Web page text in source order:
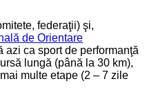
federaţii) şi,
de Orientare
azi ca sport de performanţă
lungă (până la 30 km),
multe etape (2 – 7 zile